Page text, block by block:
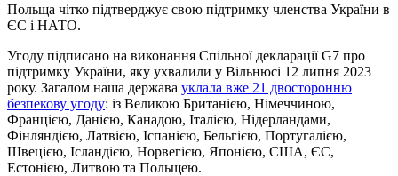
Польща чітко підтверджує свою підтримку членства України в
ЄС і НАТО.
Угоду підписано на виконання Спільної декларації G7 про
підтримку України, яку ухвалили у Вільнюсі 12 липня 2023
року. Загалом наша держава уклала вже 21 двосторонню
безпекову угоду: із Великою Британією, Німеччиною,
Францією, Данією, Канадою, Італією, Нідерландами,
Фінляндією, Латвією, Іспанією, Бельгією, Португалією,
Швецією, Ісландією, Норвегією, Японією, США, ЄС,
Естонією, Литвою та Польщею.